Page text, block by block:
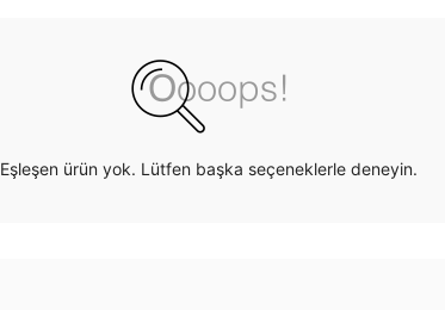
Eşleşen ürün yok. Lütfen başka seçeneklerle deneyin.